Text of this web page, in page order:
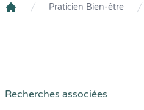
Praticien Bien-être
Recherches associées